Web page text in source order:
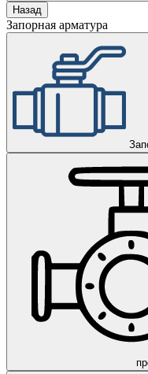
Назад
Запорная арматура